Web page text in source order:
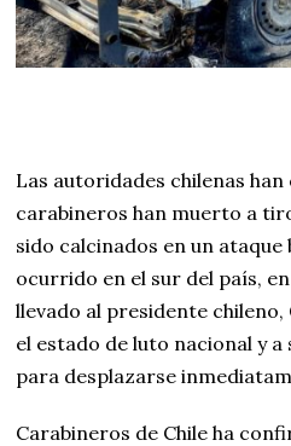
Las autoridades chilenas
carabineros han muerto a
sido calcinados en un
ocurrido en el sur del país,
llevado al presidente
el estado de luto nacional y a
para desplazarse
Carabineros de Chile ha